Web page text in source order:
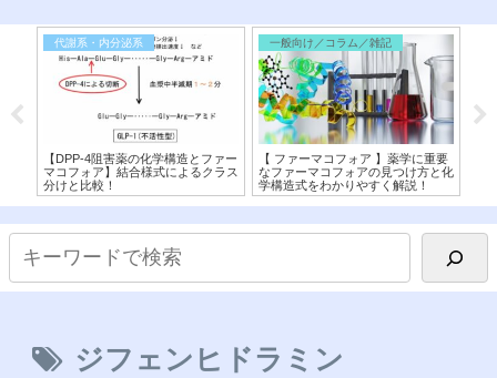
代謝系・内分泌系
【DPP-4阻害薬の化学構造とファー
マコフォア】結合様式によるクラス
分けと比較！
一般向け／コラム／雑記
【 ファーマコフォア 】薬学に重要
なファーマコフォアの見つけ方と化
学構造式をわかりやすく解説！
ジフェンヒドラミン